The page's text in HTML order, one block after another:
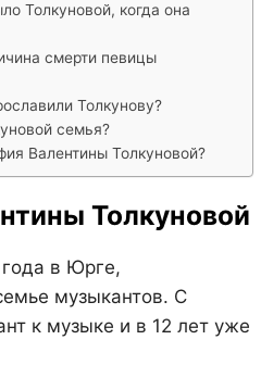
Толкуновой, когда она
смерти певицы
Толкунову?
семья?
Валентины Толкуновой?
Толкуновой
в Юрге,
музыкантов. С
к музыке и в 12 лет уже